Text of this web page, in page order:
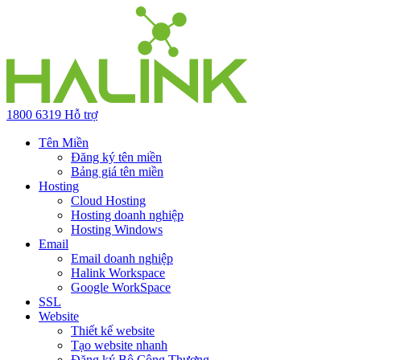
1800 6319 Hỗ trợ
Tên Miền
Đăng ký tên miền
Bảng giá tên miền
Hosting
Cloud Hosting
Hosting doanh nghiệp
Hosting Windows
Email
Email doanh nghiệp
Halink Workspace
Google WorkSpace
SSL
Website
Thiết kế website
Tạo website nhanh